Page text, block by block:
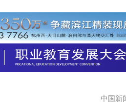
中国新